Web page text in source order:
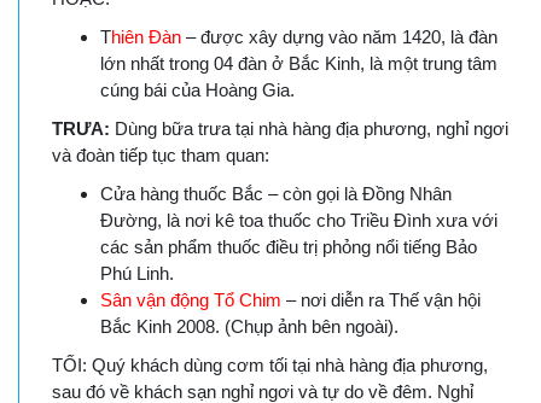
Thiên Đàn– được xây dựng vào năm 1420, là đàn
lớn nhất trong 04 đàn ở Bắc Kinh, là một trung tâm
cúng bái của Hoàng Gia.
TRƯA: Dùng bữa trưa tại nhà hàng địa phương, nghỉ ngơi
và đoàn tiếp tục tham quan:
Cửa hàng thuốc Bắc – còn gọi là Đồng Nhân
Đường, là nơi kê toa thuốc cho Triều Đình xưa với
các sản phẩm thuốc điều trị phỏng nổi tiếng Bảo
Phú Linh.
Sân vận động Tổ Chim – nơi diễn ra Thế vận hội
Bắc Kinh 2008. (Chụp ảnh bên ngoài).
TỐI: Quý khách dùng cơm tối tại nhà hàng địa phương,
sau đó về khách sạn nghỉ ngơi và tự do về đêm. Nghỉ